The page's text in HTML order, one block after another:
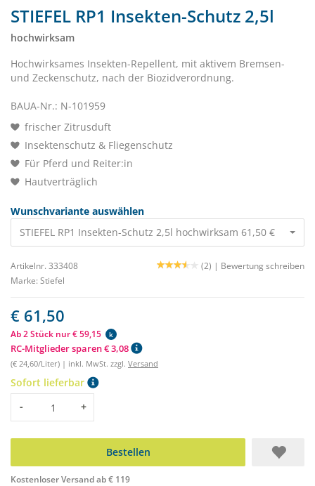
STIEFEL RP1 Insekten-Schutz 2,5l
hochwirksam
Hochwirksames Insekten-Repellent, mit aktivem Bremsen-
und Zeckenschutz, nach der Biozidverordnung.
BAUA-Nr.: N-101959
frischer Zitrusduft
Insektenschutz & Fliegenschutz
Für Pferd und Reiter:in
Hautverträglich
Wunschvariante auswählen
STIEFEL RP1 Insekten-Schutz 2,5l hochwirksam 61,50 €
Artikelnr. 333408 (2) | Bewertung schreiben
Marke: Stiefel
€ 61,50
Ab 2 Stück nur € 59,15 k
RC-Mitglieder sparen € 3,08
(€ 24,60/Liter) | inkl. MwSt. zzgl. Versand
Sofort lieferbar
Menge
- +
Bestellen
Kostenloser Versand ab € 119